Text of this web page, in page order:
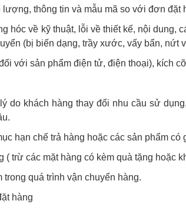
thông tin và mẫu mã so với đơn đặt
hóc về kỹ thuật, lỗi về thiết kế, nội
(bị biến dạng, trầy xước, vấy bẩn, nứt
với sản phẩm điện tử, điện thoại), kích
do khách hàng thay đổi nhu cầu sử
hạn chế trả hàng hoặc các sản phẩm có
trừ các mặt hàng có kèm quà tặng hoặc
quá trình vận chuyển hàng.
hàng